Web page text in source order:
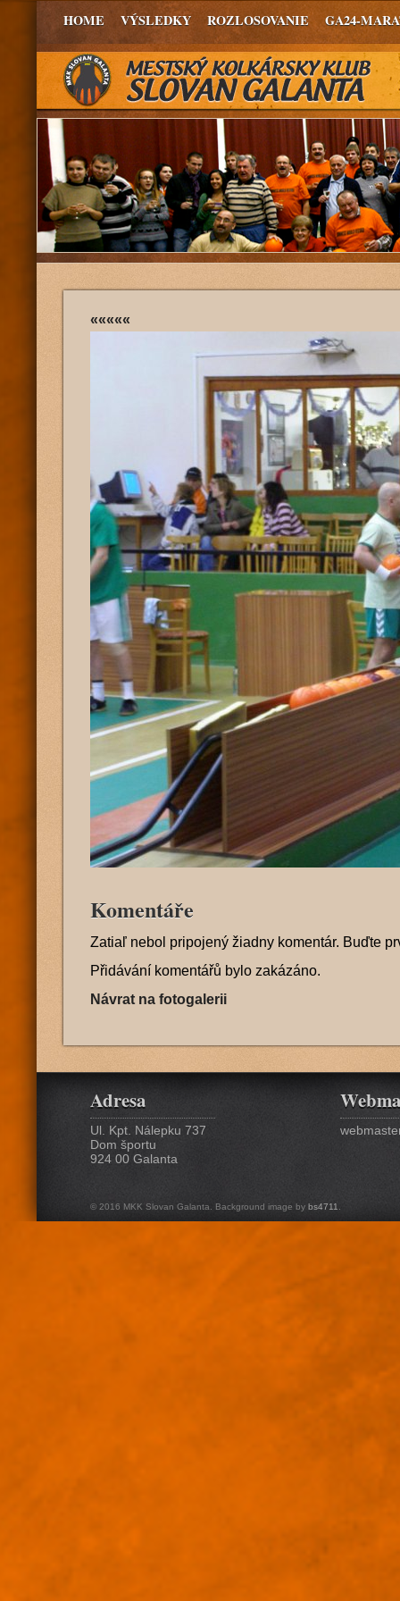
HOME VÝSLEDKY ROZLOSOVANIE GA24-
«««««
Komentáře
Zatiaľ nebol pripojený žiadny komentár. Buďte
Přidávání komentářů bylo zakázáno.
Návrat na fotogalerii
Adresa
Ul. Kpt. Nálepku 737
Dom športu
924 00 Galanta
© 2016 MKK Slovan Galanta. Background image by bs4711